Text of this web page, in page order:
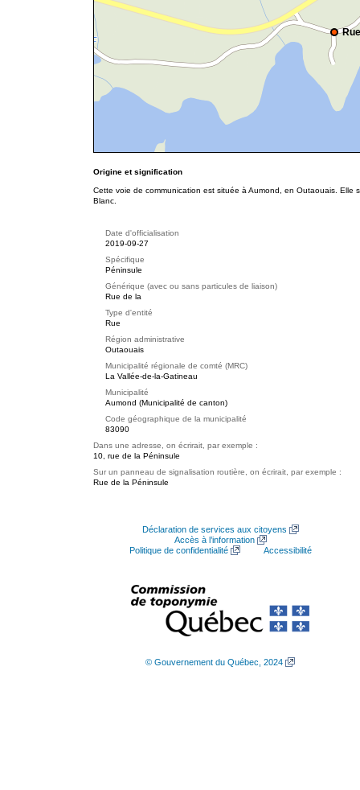
Origine et signification
Cette voie de communication est située à Aumond, en Outaouais.
Blanc.
Date d'officialisation
2019-09-27
Spécifique
Péninsule
Générique (avec ou sans particules de liaison)
Rue de la
Type d'entité
Rue
Région administrative
Outaouais
Municipalité régionale de comté (MRC)
La Vallée-de-la-Gatineau
Municipalité
Aumond (Municipalité de canton)
Code géographique de la municipalité
83090
Dans une adresse, on écrirait, par exemple :
10, rue de la Péninsule
Sur un panneau de signalisation routière, on écrirait, par exemple :
Rue de la Péninsule
Déclaration de services aux citoyens
Accès à l’information
Politique de confidentialité
Accessibilité
© Gouvernement du Québec, 2024